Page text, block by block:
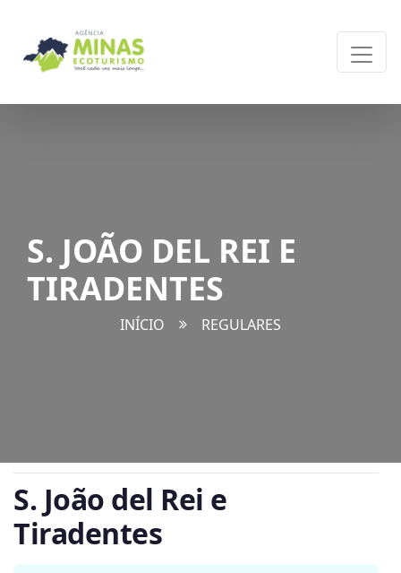
S. JOÃO DEL REI E
TIRADENTES
INÍCIO REGULARES
S. João del Rei e
Tiradentes